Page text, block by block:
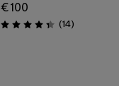
€ 100
Bewertung: 4.4 / 5
(14Rezensionen
)